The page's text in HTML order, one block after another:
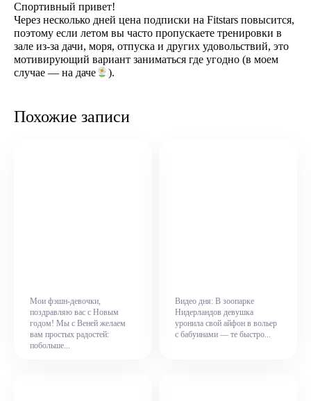
Спортивный привет!
Через несколько дней цена подписки на Fitstars повысится,
поэтому если летом вы часто пропускаете тренировки в
зале из‑за дачи, моря, отпуска и других удовольствий, это
мотивирующий вариант заниматься где угодно (в моем
случае — на даче
).
Похожие записи
Мои фэшн-девочки,
поздравляю вас с Новым
годом! Мы с Веней желаем
вам простых радостей:
побольше...
Видео дня: В зоопарке
Нидерландов девушка
уронила свой айфон в вольер
с бабуинами — те быстро...